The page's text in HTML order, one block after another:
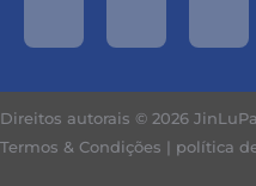
Direitos autorais © 2026
Termos & Condições | política